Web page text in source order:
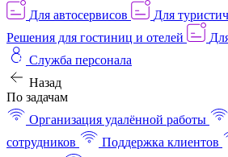
Для автосервисов
Для
Решения для гостиниц и отелей
Служба персонала
Назад
По задачам
Организация удалённой работы
сотрудников
Поддержка клиентов